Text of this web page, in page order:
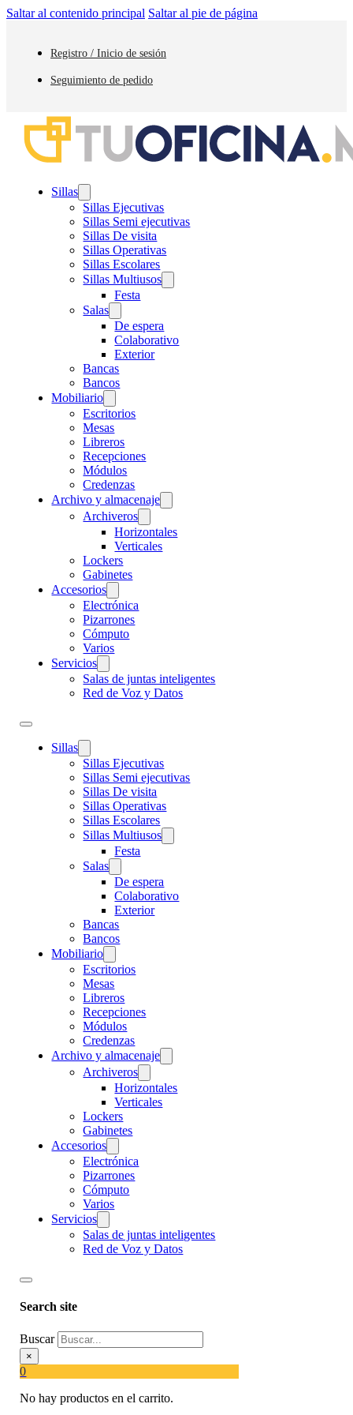
Saltar al contenido principal Saltar al pie de página
Registro / Inicio de sesión
Seguimiento de pedido
Sillas
Sillas Ejecutivas
Sillas Semi ejecutivas
Sillas De visita
Sillas Operativas
Sillas Escolares
Sillas Multiusos
Festa
Salas
De espera
Colaborativo
Exterior
Bancas
Bancos
Mobiliario
Escritorios
Mesas
Libreros
Recepciones
Módulos
Credenzas
Archivo y almacenaje
Archiveros
Horizontales
Verticales
Lockers
Gabinetes
Accesorios
Electrónica
Pizarrones
Cómputo
Varios
Servicios
Salas de juntas inteligentes
Red de Voz y Datos
Sillas
Sillas Ejecutivas
Sillas Semi ejecutivas
Sillas De visita
Sillas Operativas
Sillas Escolares
Sillas Multiusos
Festa
Salas
De espera
Colaborativo
Exterior
Bancas
Bancos
Mobiliario
Escritorios
Mesas
Libreros
Recepciones
Módulos
Credenzas
Archivo y almacenaje
Archiveros
Horizontales
Verticales
Lockers
Gabinetes
Accesorios
Electrónica
Pizarrones
Cómputo
Varios
Servicios
Salas de juntas inteligentes
Red de Voz y Datos
Search site
Buscar
×
0
No hay productos en el carrito.